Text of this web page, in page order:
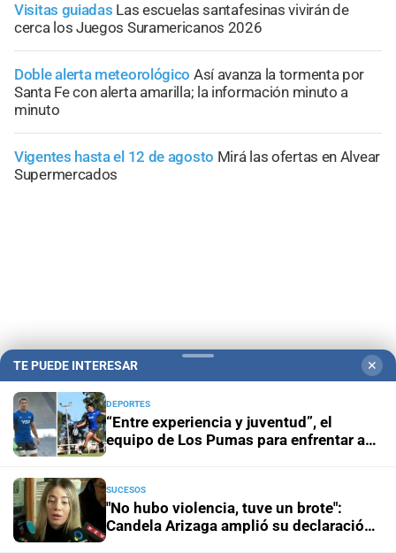
Visitas guiadas Las escuelas santafesinas vivirán de
cerca los Juegos Suramericanos 2026
Doble alerta meteorológico Así avanza la tormenta por
Santa Fe con alerta amarilla; la información minuto a
minuto
Vigentes hasta el 12 de agosto Mirá las ofertas en Alvear
Supermercados
Campolitoral Revista Nosotros Clasificados
CYD Litoral
Podcasts Mirador Provincial
Notife
TE PUEDE INTERESAR ✕
DEPORTES
“Entre experiencia y juventud”, el
equipo de Los Pumas para enfrentar a
SUCESOS
"No hubo violencia, tuve un brote":
Candela Arizaga amplió su declaración